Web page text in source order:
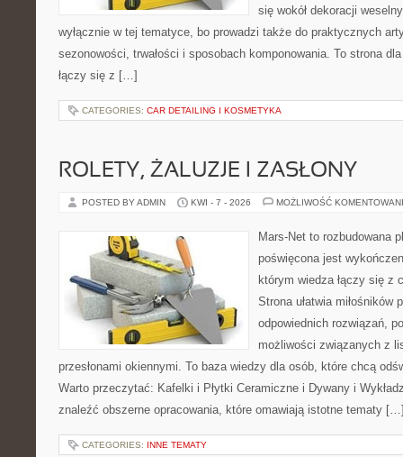
się wokół dekoracji
wyłącznie w tej tematyce, bo prowadzi także do praktycznych
sezonowości, trwałości i sposobach komponowania. To strona
łączy się z […]
CATEGORIES: CAR DETAILING I KOSMETYKA
ROLETY, ŻALUZJE I ZASŁONY
POSTED BY ADMIN KWI - 7 - 2026 MOŻLIWOŚĆ
Mars-Net to rozbudowana
poświęcona jest
którym wiedza łączy się z
Strona ułatwia miłośników
odpowiednich rozwiązań,
możliwości związanych z
przesłonami okiennymi. To baza wiedzy dla osób, które chcą
Warto przeczytać: Kafelki i Płytki Ceramiczne i Dywany i
znaleźć obszerne opracowania, które omawiają istotne tematy
CATEGORIES: INNE TEMATY